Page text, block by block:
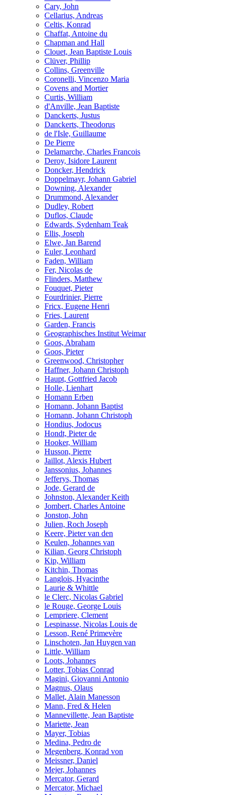
Cary, John
Cellarius, Andreas
Celtis, Konrad
Chaffat, Antoine du
Chapman and Hall
Clouet, Jean Baptiste Louis
Clüver, Phillip
Collins, Greenville
Coronelli, Vincenzo Maria
Covens and Mortier
Curtis, William
d'Anville, Jean Baptiste
Danckerts, Justus
Danckerts, Theodorus
de l'Isle, Guillaume
De Pierre
Delamarche, Charles Francois
Deroy, Isidore Laurent
Doncker, Hendrick
Doppelmayr, Johann Gabriel
Downing, Alexander
Drummond, Alexander
Dudley, Robert
Duflos, Claude
Edwards, Sydenham Teak
Ellis, Joseph
Elwe, Jan Barend
Euler, Leonhard
Faden, William
Fer, Nicolas de
Flinders, Matthew
Fouquet, Pieter
Fourdrinier, Pierre
Fricx, Eugene Henri
Fries, Laurent
Garden, Francis
Geographisches Institut Weimar
Goos, Abraham
Goos, Pieter
Greenwood, Christopher
Haffner, Johann Christoph
Haupt, Gottfried Jacob
Holle, Lienhart
Homann Erben
Homann, Johann Baptist
Homann, Johann Christoph
Hondius, Jodocus
Hondt, Pieter de
Hooker, William
Husson, Pierre
Jaillot, Alexis Hubert
Janssonius, Johannes
Jefferys, Thomas
Jode, Gerard de
Johnston, Alexander Keith
Jombert, Charles Antoine
Jonston, John
Julien, Roch Joseph
Keere, Pieter van den
Keulen, Johannes van
Kilian, Georg Christoph
Kip, William
Kitchin, Thomas
Langlois, Hyacinthe
Laurie & Whittle
le Clerc, Nicolas Gabriel
le Rouge, George Louis
Lempriere, Clement
Lespinasse, Nicolas Louis de
Lesson, René Primevère
Linschoten, Jan Huygen van
Little, William
Loots, Johannes
Lotter, Tobias Conrad
Magini, Giovanni Antonio
Magnus, Olaus
Mallet, Alain Manesson
Mann, Fred & Helen
Mannevillette, Jean Baptiste
Mariette, Jean
Mayer, Tobias
Medina, Pedro de
Megenberg, Konrad von
Meissner, Daniel
Mejer, Johannes
Mercator, Gerard
Mercator, Michael